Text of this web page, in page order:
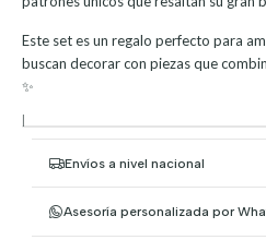
Este set es un regalo perfecto para
buscan decorar con piezas que
✨
Envíos a nivel nacional
Asesoría personalizada por